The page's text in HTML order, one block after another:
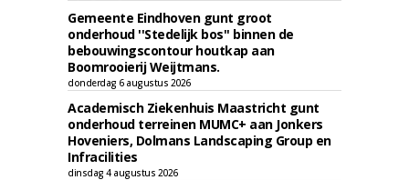
Gemeente Eindhoven gunt groot
onderhoud ''Stedelijk bos'' binnen de
bebouwingscontour houtkap aan
Boomrooierij Weijtmans.
donderdag 6 augustus 2026
Academisch Ziekenhuis Maastricht gunt
onderhoud terreinen MUMC+ aan Jonkers
Hoveniers, Dolmans Landscaping Group en
Infracilities
dinsdag 4 augustus 2026